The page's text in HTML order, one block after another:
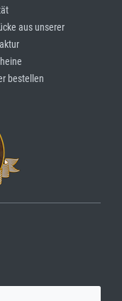
aus unserer
bestellen